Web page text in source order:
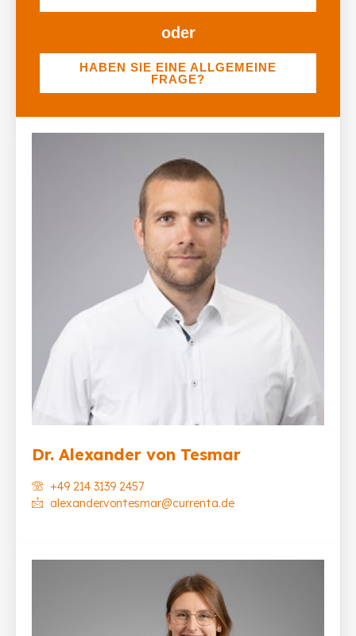
oder
HABEN SIE EINE ALLGEMEINE
FRAGE?
Dr. Alexander von Tesmar
+49 214 3139 2457
alexander.vontesmar@currenta.de